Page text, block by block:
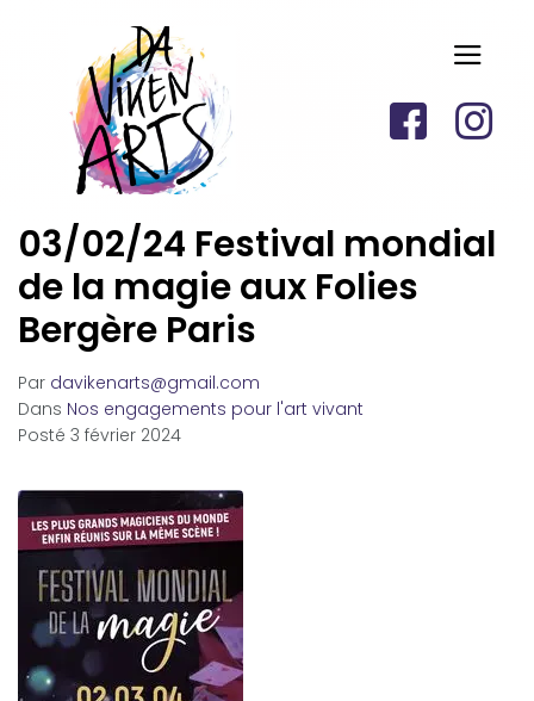
03/02/24 Festival mondial
de la magie aux Folies
Bergère Paris
Par davikenarts@gmail.com
Dans Nos engagements pour l'art vivant
Posté 3 février 2024